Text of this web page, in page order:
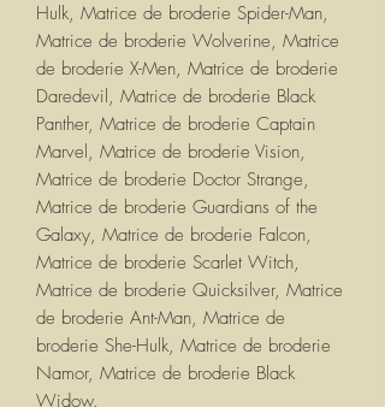
Hulk, Matrice de broderie Spider-Man,
Matrice de broderie Wolverine, Matrice
de broderie X-Men, Matrice de broderie
Daredevil, Matrice de broderie Black
Panther, Matrice de broderie Captain
Marvel, Matrice de broderie Vision,
Matrice de broderie Doctor Strange,
Matrice de broderie Guardians of the
Galaxy, Matrice de broderie Falcon,
Matrice de broderie Scarlet Witch,
Matrice de broderie Quicksilver, Matrice
de broderie Ant-Man, Matrice de
broderie She-Hulk, Matrice de broderie
Namor, Matrice de broderie Black
Widow.